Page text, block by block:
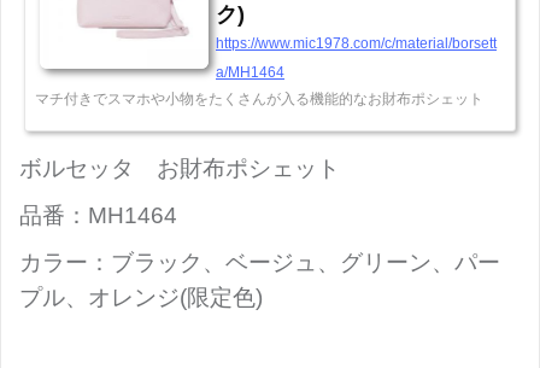
ク)
https://www.mic1978.com/c/material/borsett
a/MH1464
マチ付きでスマホや小物をたくさんが入る機能的なお財布ポシェット
ボルセッタ お財布ポシェット
品番：MH1464
カラー：ブラック、ベージュ、グリーン、パー
プル、オレンジ(限定色)